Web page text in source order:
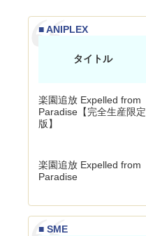
■ ANIPLEX
タイトル
楽園追放 Expelled from
Paradise【完全生産限定
版】
楽園追放 Expelled from
Paradise
■ SME